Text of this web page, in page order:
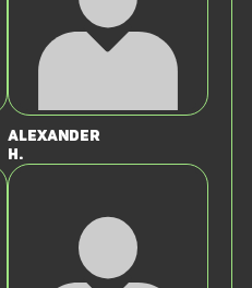
Alexander
H.